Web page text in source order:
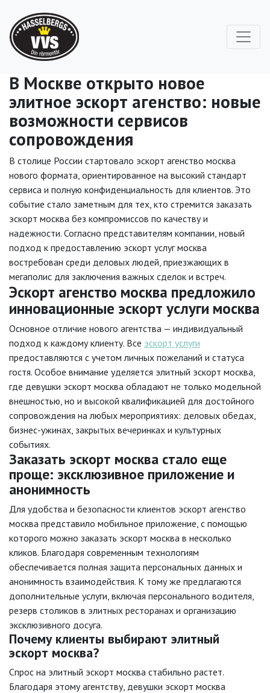
В Москве открыто новое
элитное эскорт агенство: новые
возможности сервисов
сопровождения
В столице России стартовало эскорт агенство москва
нового формата, ориентированное на высокий стандарт
сервиса и полную конфиденциальность для клиентов. Это
событие стало заметным для тех, кто стремится заказать
эскорт москва без компромиссов по качеству и
надежности. Согласно представителям компании, новый
подход к предоставлению эскорт услуг москва
востребован среди деловых людей, приезжающих в
мегаполис для заключения важных сделок и встреч.
Эскорт агенство москва предложило
инновационные эскорт услуги москва
Основное отличие нового агентства — индивидуальный
подход к каждому клиенту. Все эскорт услуги
предоставляются с учетом личных пожеланий и статуса
гостя. Особое внимание уделяется элитный эскорт москва,
где девушки эскорт москва обладают не только модельной
внешностью, но и высокой квалификацией для достойного
сопровождения на любых мероприятиях: деловых обедах,
бизнес-ужинах, закрытых вечеринках и культурных
событиях.
Заказать эскорт москва стало еще
проще: эксклюзивное приложение и
анонимность
Для удобства и безопасности клиентов эскорт агенство
москва представило мобильное приложение, с помощью
которого можно заказать эскорт москва в несколько
кликов. Благодаря современным технологиям
обеспечивается полная защита персональных данных и
анонимность взаимодействия. К тому же предлагаются
дополнительные услуги, включая персонального водителя,
резерв столиков в элитных ресторанах и организацию
эксклюзивного досуга.
Почему клиенты выбирают элитный
эскорт москва?
Спрос на элитный эскорт москва стабильно растет.
Благодаря этому агентству, девушки эскорт москва